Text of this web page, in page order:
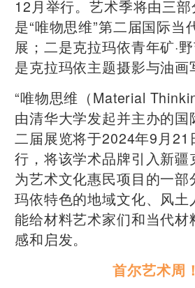
12月举行。艺术季将由三
是“唯物思维”第二届国际当
展；二是克拉玛依青年矿·
是克拉玛依主题摄影与油画
“唯物思维（Material
由清华大学发起并主办的国
二届展览将于2024年9月21
行，将该学术品牌引入新疆
为艺术文化惠民项目的一部
玛依特色的地域文化、风土
能给材料艺术家们和当代材
感和启发。
首尔艺术周！